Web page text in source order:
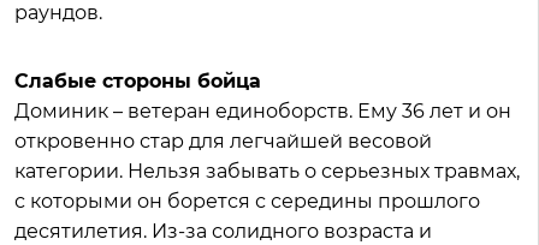
раундов.
Слабые стороны бойца
Доминик – ветеран единоборств. Ему 36 лет и он
откровенно стар для легчайшей весовой
категории. Нельзя забывать о серьезных травмах,
с которыми он борется с середины прошлого
десятилетия. Из-за солидного возраста и